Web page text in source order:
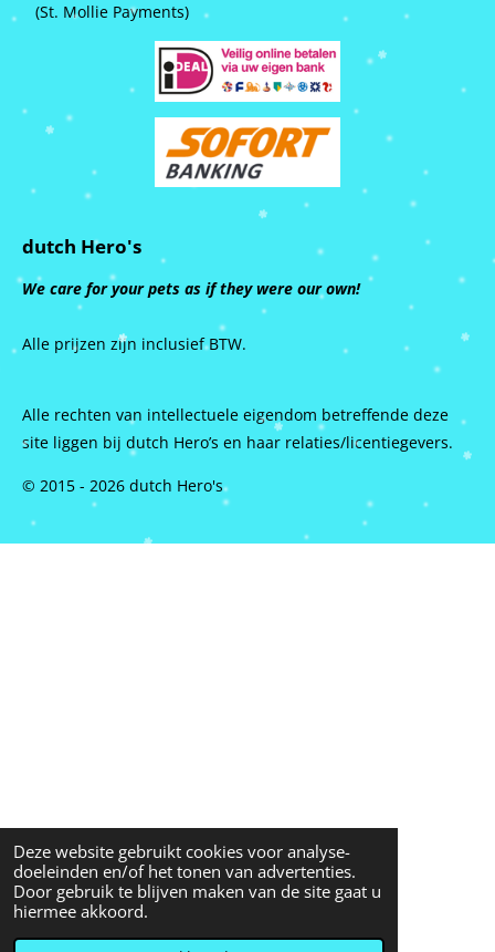
Deze website gebruikt cookies voor analyse-
doeleinden en/of het tonen van advertenties.
Door gebruik te blijven maken van de site gaat u
hiermee akkoord.
(St. Mollie Payments)
dutch Hero's
We care for your pets as if they were our own!
Alle prijzen zijn inclusief BTW.
Alle rechten van intellectuele eigendom betreffende deze
site liggen bij dutch Hero’s en haar relaties/licentiegevers.
© 2015 - 2026 dutch Hero's